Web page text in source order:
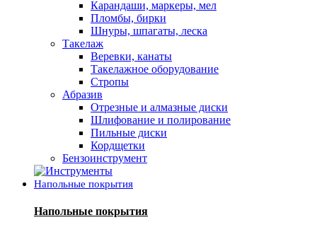
Карандаши, маркеры, мел
Пломбы, бирки
Шнуры, шпагаты, леска
Такелаж
Веревки, канаты
Такелажное оборудование
Стропы
Абразив
Отрезные и алмазные диски
Шлифование и полирование
Пильные диски
Кордщетки
Бензоинструмент
Напольные покрытия
Напольные покрытия